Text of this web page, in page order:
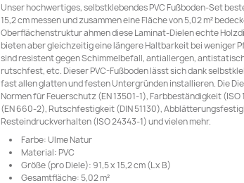
Unser hochwertiges, selbstklebendes PVC Fußboden-Set
15,2 cm messen und zusammen eine Fläche von 5,02 m²
Oberflächenstruktur ahmen diese Laminat-Dielen echte
bieten aber gleichzeitig eine längere Haltbarkeit bei weniger
sind resistent gegen Schimmelbefall, antiallergen,
rutschfest, etc. Dieser PVC-Fußboden lässt sich dank
fast allen glatten und festen Untergründen installieren. Die
Normen für Feuerschutz (EN 13501-1), Farbbeständigkeit
(EN 660-2), Rutschfestigkeit (DIN 51130),
Resteindruckverhalten (ISO 24343-1) und vielen mehr.
Farbe: Ulme Natur
Material: PVC
Größe (pro Diele): 91,5 x 15,2 cm (L x B)
Gesamtfläche: 5,02 m²